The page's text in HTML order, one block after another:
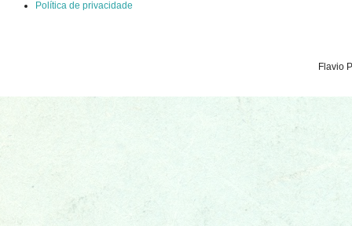
Política de privacidade
Flavio